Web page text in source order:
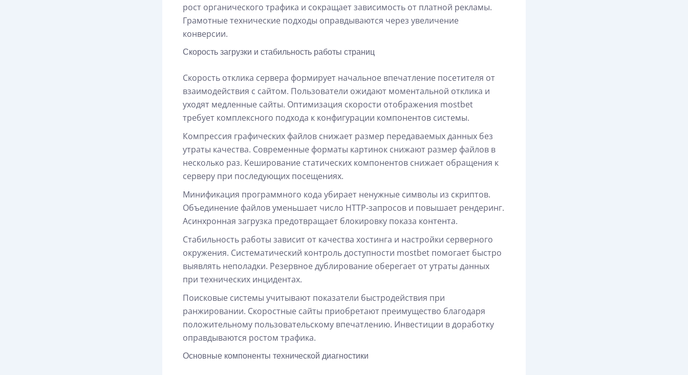
рост органического трафика и сокращает зависимость от платной рекламы.
Грамотные технические подходы оправдываются через увеличение
конверсии.
Скорость загрузки и стабильность работы страниц
Скорость отклика сервера формирует начальное впечатление посетителя от
взаимодействия с сайтом. Пользователи ожидают моментальной отклика и
уходят медленные сайты. Оптимизация скорости отображения mostbet
требует комплексного подхода к конфигурации компонентов системы.
Компрессия графических файлов снижает размер передаваемых данных без
утраты качества. Современные форматы картинок снижают размер файлов в
несколько раз. Кеширование статических компонентов снижает обращения к
серверу при последующих посещениях.
Минификация программного кода убирает ненужные символы из скриптов.
Объединение файлов уменьшает число HTTP-запросов и повышает рендеринг.
Асинхронная загрузка предотвращает блокировку показа контента.
Стабильность работы зависит от качества хостинга и настройки серверного
окружения. Систематический контроль доступности mostbet помогает быстро
выявлять неполадки. Резервное дублирование оберегает от утраты данных
при технических инцидентах.
Поисковые системы учитывают показатели быстродействия при
ранжировании. Скоростные сайты приобретают преимущество благодаря
положительному пользовательскому впечатлению. Инвестиции в доработку
оправдываются ростом трафика.
Основные компоненты технической диагностики